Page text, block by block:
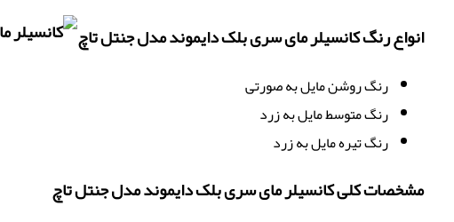
انواع رنگ کانسیلر مای سری بلک دایموند مدل جنتل تاچ
رنگ روشن مایل به صورتی
رنگ متوسط مایل به زرد
رنگ تیره مایل به زرد
مشخصات کلی کانسیلر مای سری بلک دایموند مدل جنتل تاچ